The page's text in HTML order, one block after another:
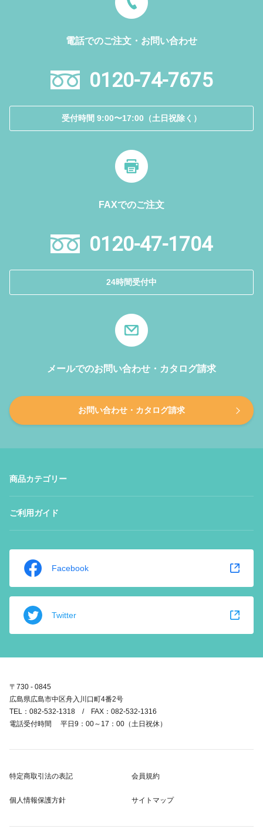
電話でのご注文・お問い合わせ
0120-74-7675
受付時間 9:00〜17:00（土日祝除く）
FAXでのご注文
0120-47-1704
24時間受付中
メールでのお問い合わせ・カタログ請求
お問い合わせ・カタログ請求
商品カテゴリー
ご利用ガイド
Facebook
Twitter
〒730 - 0845
広島県広島市中区舟入川口町4番2号
TEL：082-532-1318 / FAX：082-532-1316
電話受付時間 平日9：00～17：00（土日祝休）
特定商取引法の表記 会員規約
個人情報保護方針 サイトマップ